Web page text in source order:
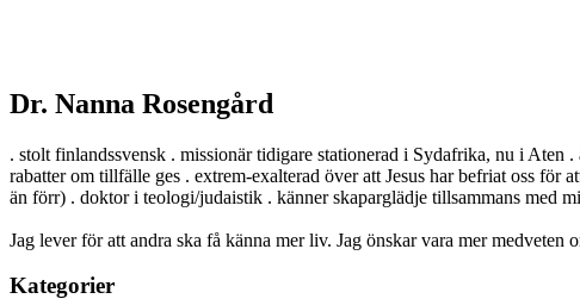
Dr. Nanna Rosengård
. stolt finlandssvensk . missionär tidigare stationerad i Sydafrika, nu i Aten
rabatter om tillfälle ges . extrem-exalterad över att Jesus har befriat oss
än förr) . doktor i teologi/judaistik . känner skaparglädje tillsammans med
Jag lever för att andra ska få känna mer liv. Jag önskar vara mer
Kategorier